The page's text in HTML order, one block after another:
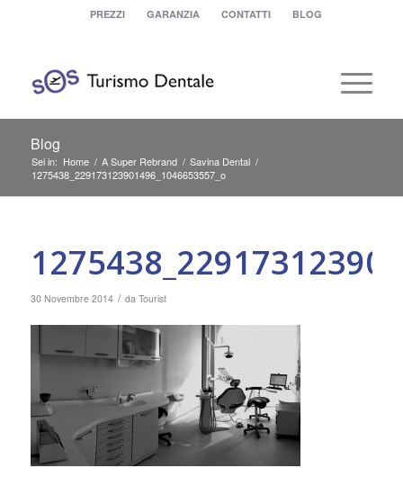
PREZZI GARANZIA CONTATTI BLOG
Blog
Sei in: Home / A Super Rebrand / Savina Dental /
1275438_229173123901496_1046653557_o
30 Novembre 2014 / da Tourist